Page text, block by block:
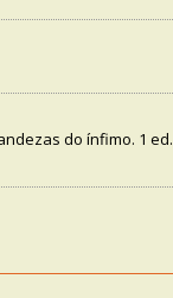
do ínfimo. 1 ed.